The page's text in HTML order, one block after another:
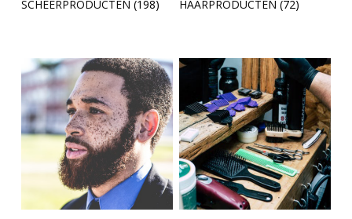
SCHEERPRODUCTEN(198)
HAARPRODUCTEN (72)